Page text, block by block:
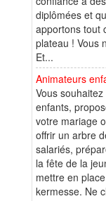
diplômées et
apportons tout
plateau ! Vous
Et...
Animateurs
Vous
enfants,
votre mariage
offrir un arbre
salariés,
la fête de la
mettre en
kermesse. Ne